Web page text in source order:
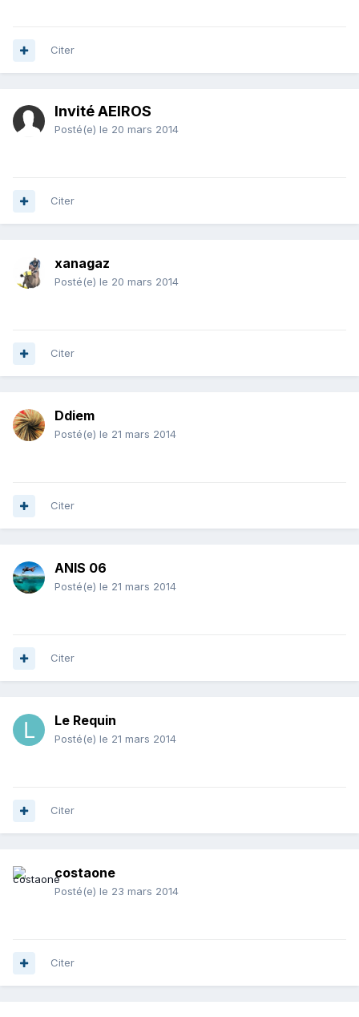
Citer
Invité AEIROS
Posté(e) le 20 mars 2014
Citer
xanagaz
Posté(e) le 20 mars 2014
Citer
Ddiem
Posté(e) le 21 mars 2014
Citer
ANIS 06
Posté(e) le 21 mars 2014
Citer
Le Requin
Posté(e) le 21 mars 2014
Citer
costaone
Posté(e) le 23 mars 2014
Citer